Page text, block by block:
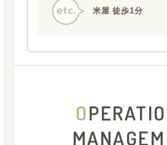
米屋 徒歩1分
O